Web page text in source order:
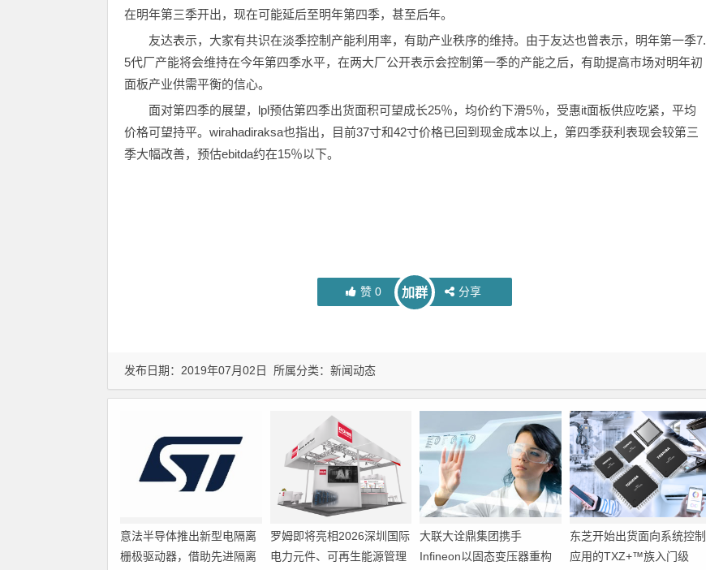
在明年第三季开出，现在可能延后至明年第四季，甚至后年。
友达表示，大家有共识在淡季控制产能利用率，有助产业秩序的维持。由于友达也曾表示，明年第一季7.
5代厂产能将会维持在今年第四季水平，在两大厂公开表示会控制第一季的产能之后，有助提高市场对明年初
面板产业供需平衡的信心。
面对第四季的展望，lpl预估第四季出货面积可望成长25％，均价约下滑5％，受惠it面板供应吃紧，平均
价格可望持平。wirahadiraksa也指出，目前37寸和42寸价格已回到现金成本以上，第四季获利表现会较第三
季大幅改善，预估ebitda约在15％以下。
赞0 加群 分享
发布日期：2019年07月02日 所属分类： 新闻动态
意法半导体推出新型电隔离
栅极驱动器，借助先进隔离
罗姆即将亮相2026深圳国际
电力元件、可再生能源管理
大联大诠鼎集团携手
Infineon以固态变压器重构
东芝开始出货面向系统控制
应用的TXZ+™族入门级